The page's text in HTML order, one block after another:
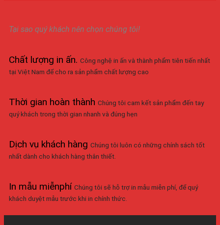
Tại sao quý khách nên chọn chúng tôi!
Chất lượng in ấn. Công nghệ in ấn và thành phẩm tiên tiến nhất
tại Việt Nam để cho ra sản phẩm chất lượng cao
Thời gian hoàn thành Chúng tôi cam kết sản phẩm đến tay
quý khách trong thời gian nhanh và đúng hẹn
Dịch vụ khách hàng Chúng tôi luôn có những chính sách tốt
nhất dành cho khách hàng thân thiết.
In mẫu miễnphí Chúng tôi sẽ hỗ trợ in mẫu miễn phí, để quý
khách duyệt mẫu trước khi in chính thức.